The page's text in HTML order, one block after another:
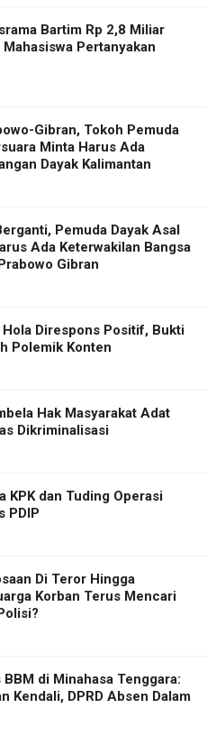
Bartim Rp 2,8 Miliar
Pertanyakan
Gibran, Tokoh Pemuda
Minta Harus Ada
Dayak Kalimantan
Pemuda Dayak Asal
Ada Keterwakilan Bangsa
Gibran
Direspons Positif, Bukti
Polemik Konten
Hak Masyarakat Adat
Pantas Dikriminalisasi
KPK dan Tuding Operasi
PDIP
Di Teror Hingga
Korban Terus Mencari
di Minahasa Tenggara:
Kendali, DPRD Absen Dalam